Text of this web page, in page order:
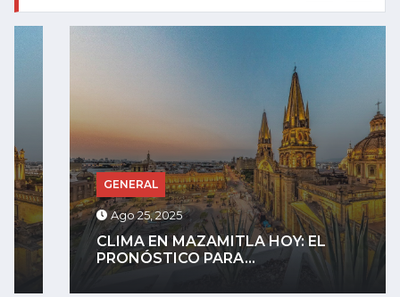
GENERAL
Ago 25, 2025
CLIMA EN MAZAMITLA HOY: EL
PRONÓSTICO PARA...